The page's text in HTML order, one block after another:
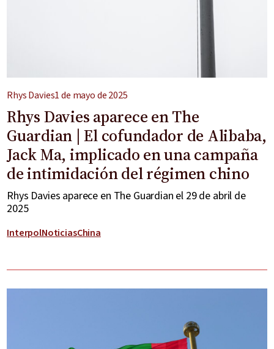
Rhys Davies1 de mayo de 2025
Rhys Davies aparece en The
Guardian | El cofundador de Alibaba,
Jack Ma, implicado en una campaña
de intimidación del régimen chino
Rhys Davies aparece en The Guardian el 29 de abril de
2025
InterpolNoticiasChina